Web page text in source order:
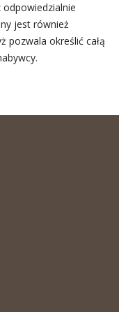
jest również
pozwala określić całą